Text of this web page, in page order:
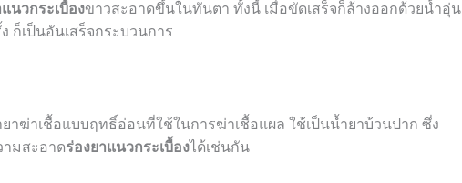
นวกระเบื้องขาวสะอาดขึ้นในทันตา ทั้งนี้ เมื่อขัดเสร็จก็ล้างออกด้วยน้ำอุ่น
ก็เป็นอันเสร็จกระบวนการ
าฆ่าเชื้อแบบฤทธิ์อ่อนที่ใช้ในการฆ่าเชื้อแผล ใช้เป็นน้ำยาบ้วนปาก ซึ่ง
มสะอาดร่องยาแนวกระเบื้องได้เช่นกัน